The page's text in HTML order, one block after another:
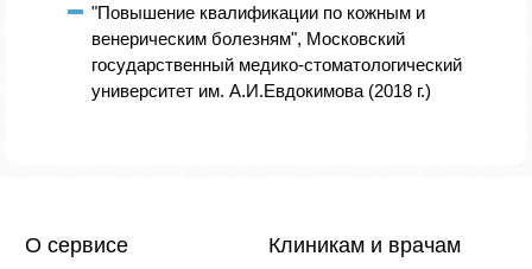
"Повышение квалификации по кожным и
венерическим болезням", Московский
государственный медико-стоматологический
университет им. А.И.Евдокимова (2018 г.)
О сервисе Клиникам и врачам